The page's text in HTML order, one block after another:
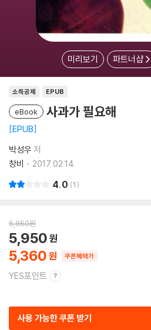
미리보기 파트너샵
소득공제 EPUB
eBook 사과가 필요해
EPUB
박성우 저
창비
2017.02.14.
4.0 1
5,950원
5,360
5,950
쿠폰혜택가
YES포인트
사용 가능한 쿠폰 받기